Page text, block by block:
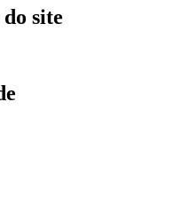
Acesso à informação
site